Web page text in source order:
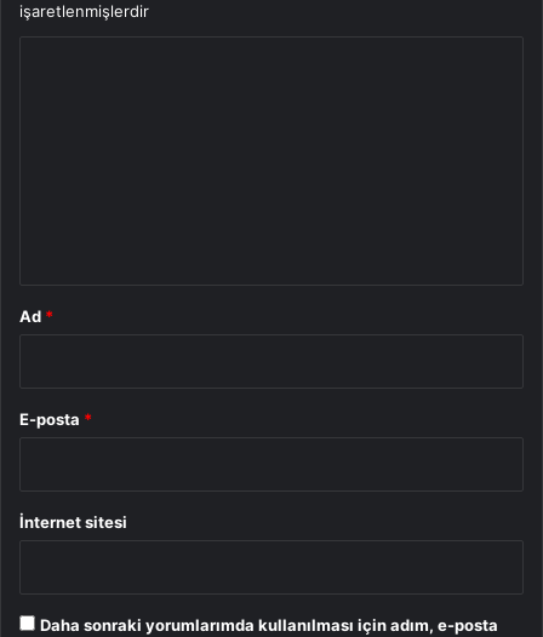
işaretlenmişlerdir
Ad *
E-posta *
İnternet sitesi
Daha sonraki yorumlarımda kullanılması için adım, e-posta